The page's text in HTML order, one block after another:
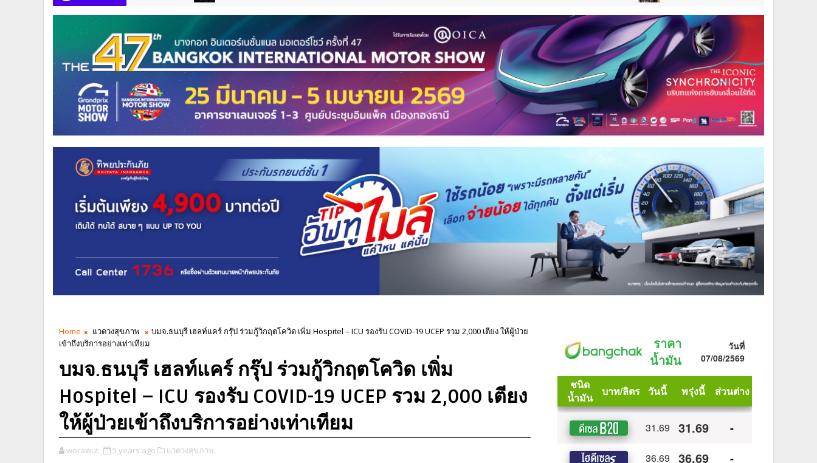
Home แวดวงสุขภาพ
บมจ.ธนบุรี เฮลท์แคร์ กรุ๊ป ร่วมกู้วิกฤตโควิด เพิ่ม Hospitel – ICU รองรับ COVID-19 UCEP รวม 2,000 เตียง ให้ผู้ป่วย
เข้าถึงบริการอย่างเท่าเทียม
บมจ.ธนบุรี เฮลท์แคร์ กรุ๊ป ร่วมกู้วิกฤตโควิด เพิ่ม
Hospitel – ICU รองรับ COVID-19 UCEP รวม 2,000 เตียง
ให้ผู้ป่วยเข้าถึงบริการอย่างเท่าเทียม
worawut 5 years ago แวดวงสุขภาพ,